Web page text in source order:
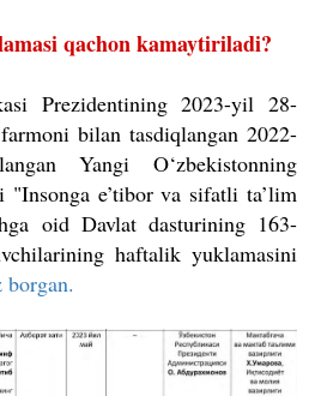
qachon kamaytiriladi?
Prezidentining 2023-yil 28-
bilan tasdiqlangan 2022-
Yangi O‘zbekistonning
"Insonga e’tibor va sifatli ta’lim
oid Davlat dasturining 163-
haftalik yuklamasini
borgan.